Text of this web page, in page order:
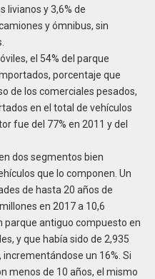
livianos y 3,6% de
y ómnibus, sin
el 54% del parque
porcentaje que
de los comerciales pesados,
en el total de vehículos
fue del 77% en 2011 y del
dos segmentos bien
que lo componen. Un
de hasta 20 años de
en 2017 a 10,6
parque antiguo compuesto en
y que había sido de 2,935
un 16%. Si
menos de 10 años, el mismo